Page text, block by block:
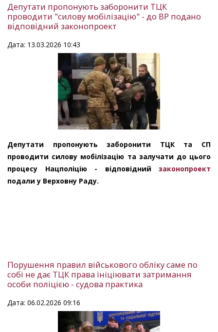
Депутати пропонують заборонити ТЦК
проводити "силову мобілізацію" - до ВР подано
відповідний законопроект
Дата: 13.03.2026 10:43
Депутати пропонують заборонити ТЦК та СП
проводити силову мобілізацію та залучати до цього
процесу Нацполіцію - відповідний законопроект
подали у Верховну Раду.
Порушення правил військового обліку саме по
собі не дає ТЦК права ініціювати затримання
особи поліцією - судова практика
Дата: 06.02.2026 09:16